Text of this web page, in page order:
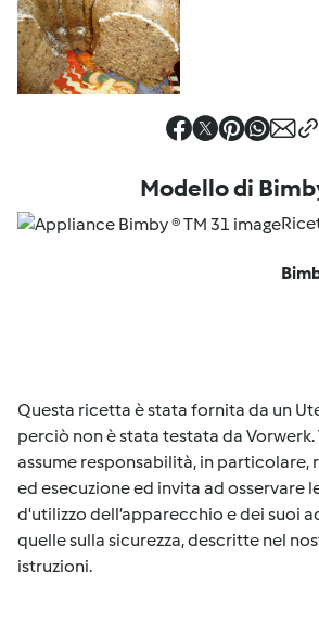
Modello di
Questa ricetta è stata fornita da un
perciò non è stata testata da Vorwerk.
assume responsabilità, in particolare,
ed esecuzione ed invita ad osservare
d'utilizzo dell’apparecchio e dei suoi
quelle sulla sicurezza, descritte nel
istruzioni.